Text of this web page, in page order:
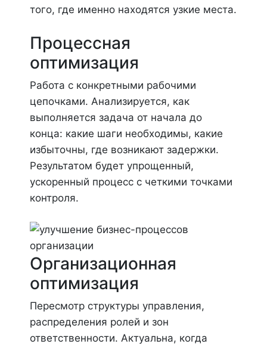
того, где именно находятся узкие места.
Процессная
оптимизация
Работа с конкретными рабочими
цепочками. Анализируется, как
выполняется задача от начала до
конца: какие шаги необходимы, какие
избыточны, где возникают задержки.
Результатом будет упрощенный,
ускоренный процесс с четкими точками
контроля.
Организационная
оптимизация
Пересмотр структуры управления,
распределения ролей и зон
ответственности. Актуальна, когда